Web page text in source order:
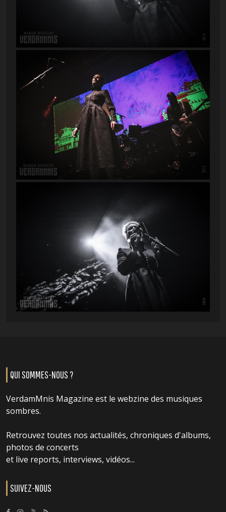
QUI SOMMES-NOUS ?
VerdamMnis Magazine est le webzine des musiques
sombres.
Retrouvez toutes nos actualités, chroniques d'albums,
photos de concerts
et live reports, interviews, vidéos...
SUIVEZ-NOUS